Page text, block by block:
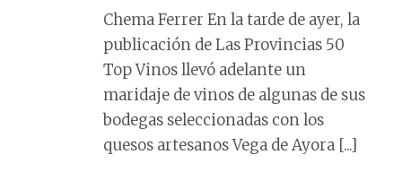
Chema Ferrer En la tarde de ayer, la
publicación de Las Provincias 50
Top Vinos llevó adelante un
maridaje de vinos de algunas de sus
bodegas seleccionadas con los
quesos artesanos Vega de Ayora [...]